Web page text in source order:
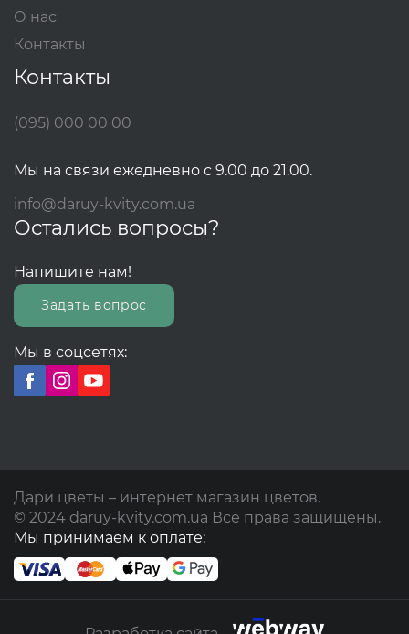
О нас
Контакты
Контакты
(095) 000 00 00
Мы на связи ежедневно с 9.00 до 21.00.
info@daruy-kvity.com.ua
Остались вопросы?
Напишите нам!
Задать вопрос
Мы в соцсетях:
Дари цветы – интернет магазин цветов.
© 2024 daruy-kvity.com.ua Все права защищены.
Мы принимаем к оплате: